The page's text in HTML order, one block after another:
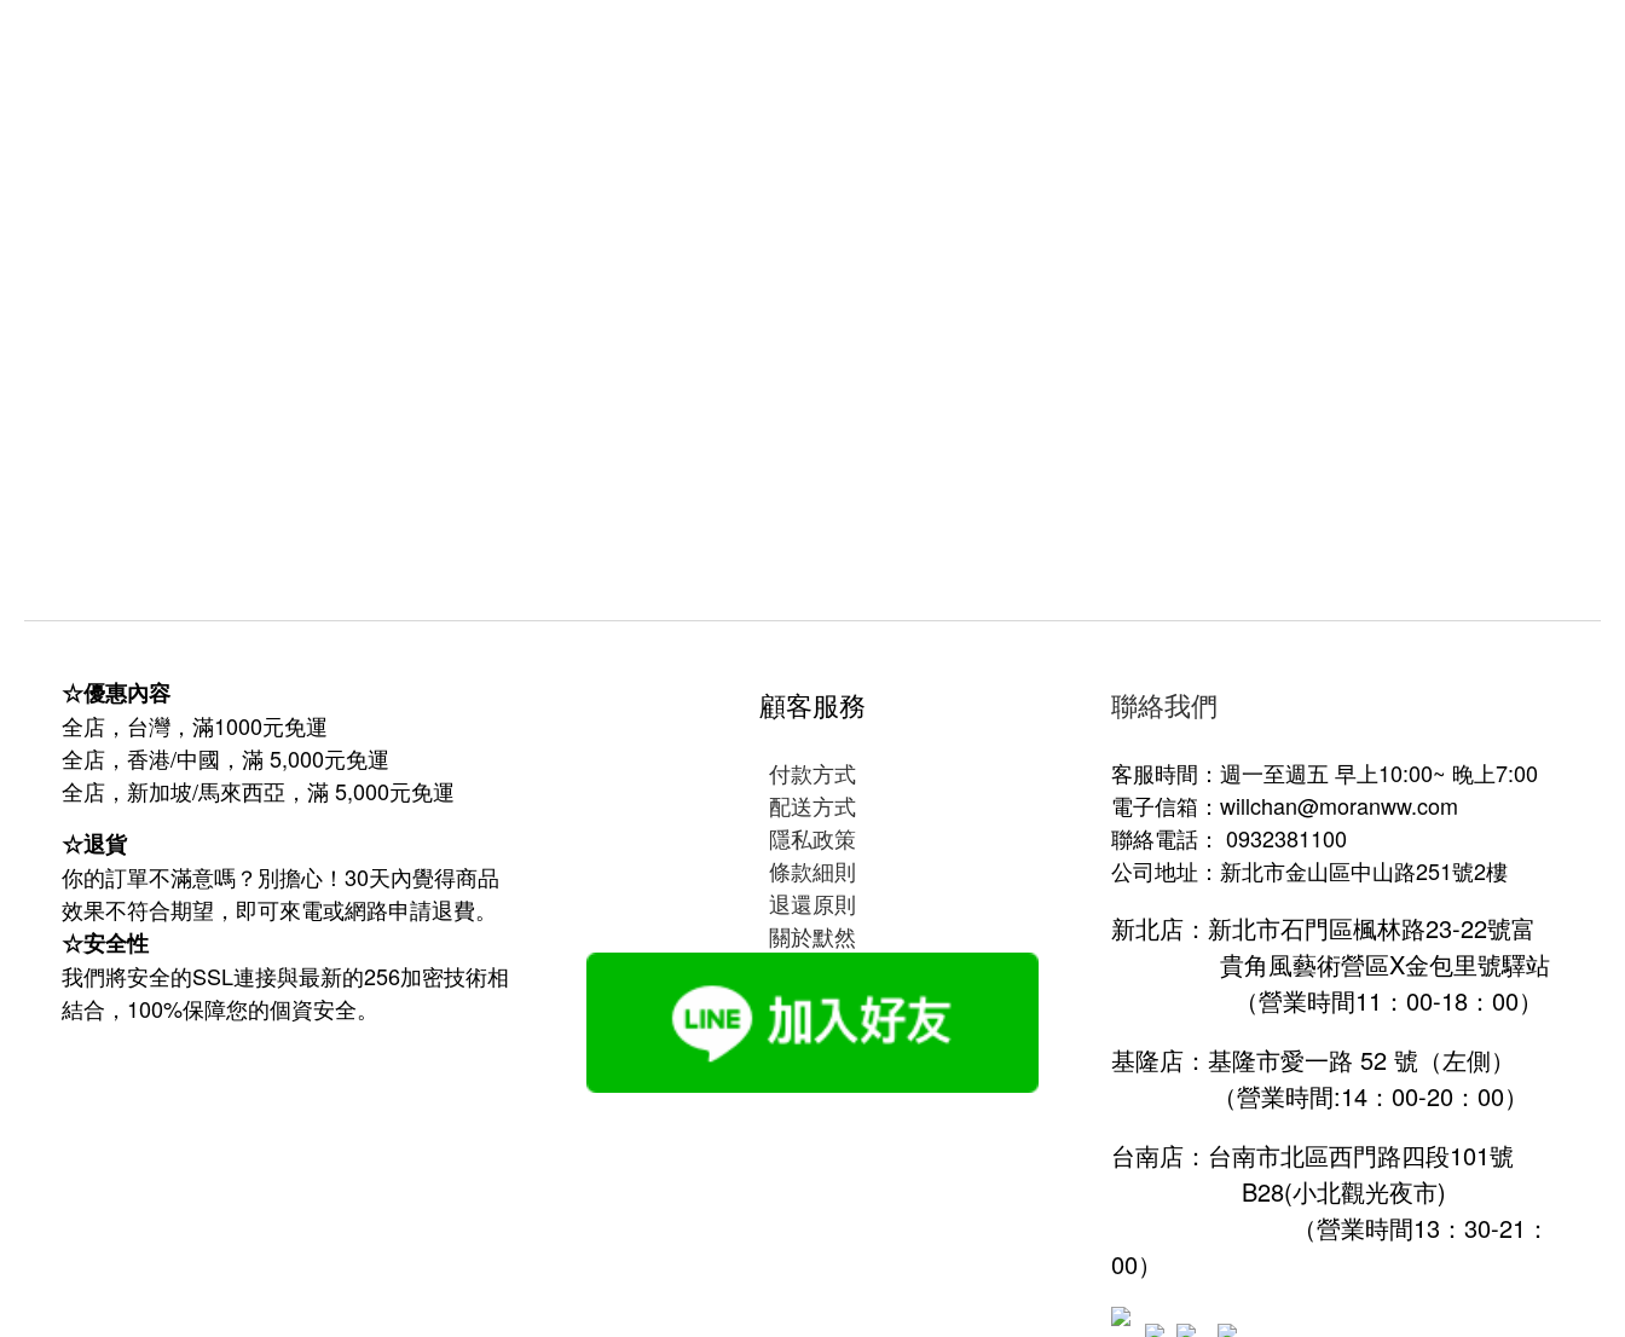
☆優惠內容
全店，台灣，滿1000元免運
全店，香港/中國，滿 5,000元免運
全店，新加坡/馬來西亞，滿 5,000元免運
☆退貨
你的訂單不滿意嗎？別擔心！30天內覺得商品
效果不符合期望，即可來電或網路申請退費。
☆安全性
我們將安全的SSL連接與最新的256加密技術相
結合，100%保障您的個資安全。
顧客服務
付款方式
配送方式
隱私政策
條款細則
退還原則
關於默然
聯絡我們
客服時間：週一至週五 早上10:00~ 晚上7:00
電子信箱：willchan@moranww.com
聯絡電話： 0932381100
公司地址：新北市金山區中山路251號2樓
新北店：新北市石門區楓林路23-22號富
貴角風藝術營區X金包里號驛站
（營業時間11：00-18：00）
基隆店：基隆市愛一路 52 號（左側）
（營業時間:14：00-20：00）
台南店：台南市北區西門路四段101號
B28(小北觀光夜市)
（營業時間13：30-21：
00）